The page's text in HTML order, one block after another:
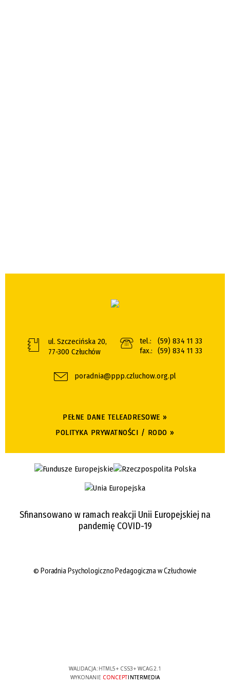
ul. Szczecińska 20,
77-300 Człuchów
tel.:
(59) 834 11 33
fax.:
(59) 834 11 33
poradnia@ppp.czluchow.org.pl
PEŁNE DANE TELEADRESOWE »
POLITYKA PRYWATNOŚCI / RODO »
Sfinansowano w ramach reakcji Unii Europejskiej na
pandemię COVID-19
© Poradnia Psychologiczno Pedagogiczna w Człuchowie
WALIDACJA: HTML5+ CSS3+ WCAG 2.1
WYKONANIE CONCEPTINTERMEDIA